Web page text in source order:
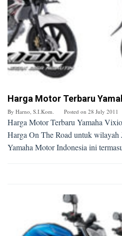
Harga Motor Terbaru
By Harno, S.I.Kom. Posted on 28 July 2011
Harga Motor Terbaru Yamaha
Harga On The Road untuk wilayah
Yamaha Motor Indonesia ini